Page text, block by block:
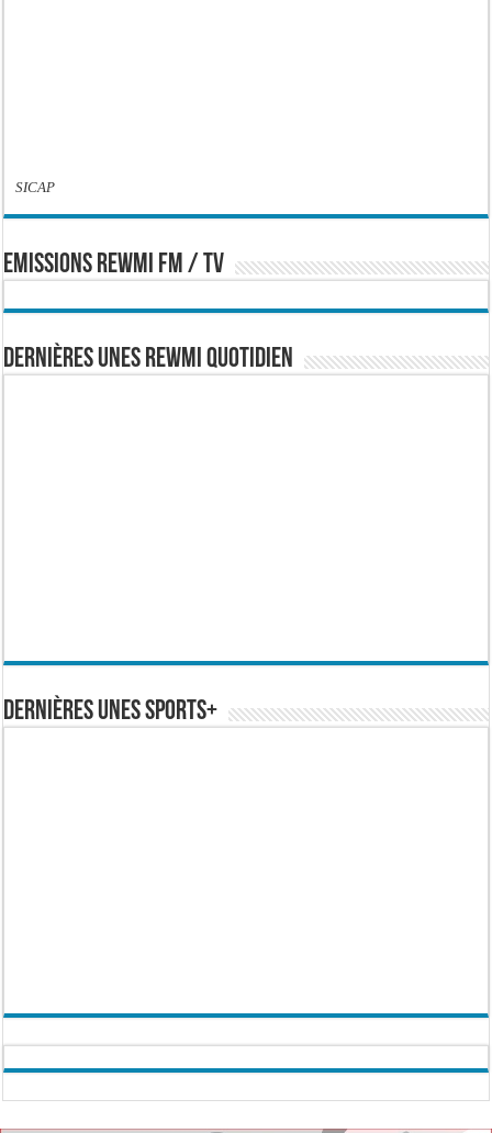
SICAP
EMISSIONS REWMI FM / TV
Dernières Unes Rewmi Quotidien
Dernières Unes Sports+